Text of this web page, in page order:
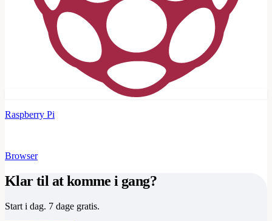
Raspberry Pi
Browser
Klar til at komme i gang?
Start i dag. 7 dage gratis.